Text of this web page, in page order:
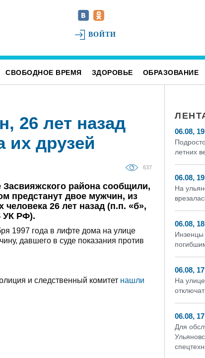
ВОЙТИ
СВОБОДНОЕ ВРЕМЯ ЗДОРОВЬЕ ОБРАЗОВАНИЕ
26 лет назад
их друзей
637
Засвияжского района сообщили,
предстанут двое мужчин, из
человека 26 лет назад (п.п. «б»,
УК РФ).
1997 года в лифте дома на улице
давшего в суде показания против
и следственный комитет нашли
06.08,
летних
06.08,
На
06.08,
Инзенцы
06.08,
На
06.08,
Для